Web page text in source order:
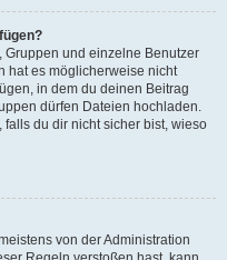
Gruppen und einzelne Benutzer
hat es möglicherweise nicht
in dem du deinen Beitrag
dürfen Dateien hochladen.
du dir nicht sicher bist, wieso
von der Administration